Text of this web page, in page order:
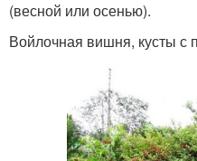
(весной или осенью).
Войлочная вишня, кусты с